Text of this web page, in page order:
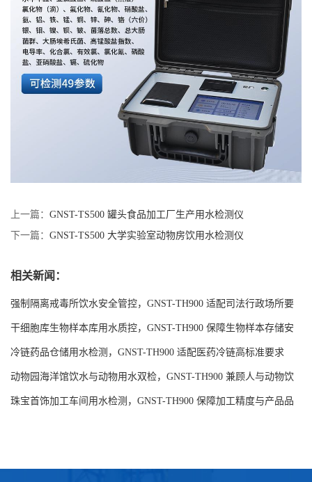
上一篇： GNST-TS500 罐头食品加工厂生产用水检测仪
下一篇： GNST-TS500 大学实验室动物房饮用水检测仪
相关新闻：
强制隔离戒毒所饮水安全管控，GNST-TH900 适配司法行政场所要
求
干细胞库生物样本库用水质控，GNST-TH900 保障生物样本存储安
全
冷链药品仓储用水检测，GNST-TH900 适配医药冷链高标准要求
动物园海洋馆饮水与动物用水双检，GNST-TH900 兼顾人与动物饮
水安全
珠宝首饰加工车间用水检测，GNST-TH900 保障加工精度与产品品